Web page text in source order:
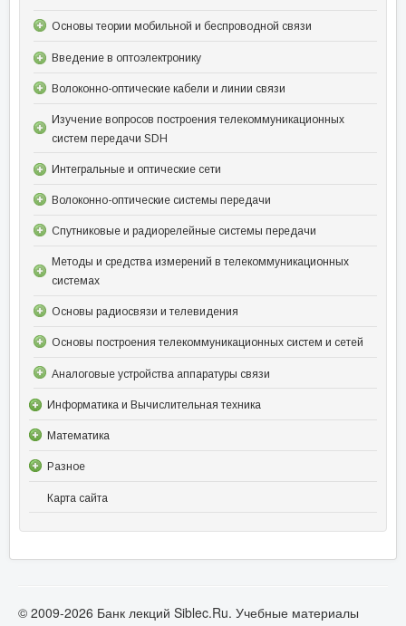
Основы теории мобильной и беспроводной связи
Введение в оптоэлектронику
Волоконно-оптические кабели и линии связи
Изучение вопросов построения телекоммуникационных
систем передачи SDH
Интегральные и оптические сети
Волоконно-оптические системы передачи
Спутниковые и радиорелейные системы передачи
Методы и средства измерений в телекоммуникационных
системах
Основы радиосвязи и телевидения
Основы построения телекоммуникационных систем и сетей
Аналоговые устройства аппаратуры связи
Информатика и Вычислительная техника
Математика
Разное
Карта сайта
© 2009-2026 Банк лекций Siblec.Ru. Учебные материалы